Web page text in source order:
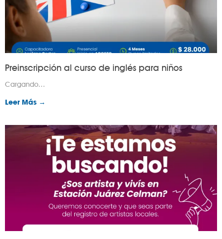
Preinscripción al curso de inglés para niños
Cargando…
Leer Más →